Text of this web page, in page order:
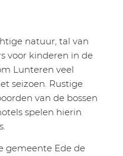
natuur, tal van
voor kinderen in de
Lunteren veel
seizoen. Rustige
van de bossen
spelen hierin
gemeente Ede de